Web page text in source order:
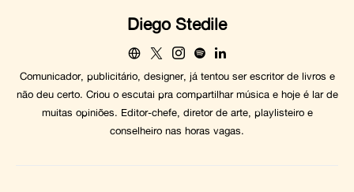
Diego Stedile
Comunicador, publicitário, designer, já tentou ser escritor de livros e
não deu certo. Criou o escutai pra compartilhar música e hoje é lar de
muitas opiniões. Editor-chefe, diretor de arte, playlisteiro e
conselheiro nas horas vagas.